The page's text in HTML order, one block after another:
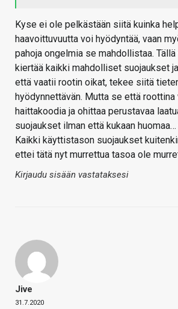
Kyse ei ole pelkästään siitä kuinka
haavoittuvuutta voi hyödyntää, vaan
pahoja ongelmia se mahdollistaa.
kiertää kaikki mahdolliset suojaukset
että vaatii rootin oikat, tekee siitä
hyödynnettävän. Mutta se että
haittakoodia ja ohittaa perustavaa
suojaukset ilman että kukaan huomaa…
Kaikki käyttistason suojaukset
ettei tätä nyt murrettua tasoa ole
Kirjaudu sisään vastataksesi
Jive
31.7.2020